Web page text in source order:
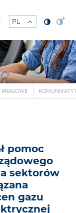
PRASOWE KOMUNIKATY
pomoc
sektorów
gazu